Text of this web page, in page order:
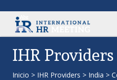
IHR Providers
Inicio > IHR Providers > India >